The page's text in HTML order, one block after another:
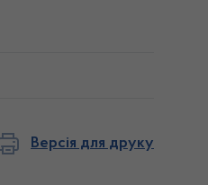
Версія для друку